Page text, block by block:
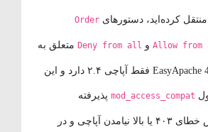
کرده‌اید، دستورهایOrder
AllowوDeny from allمتعلق به
آپاچی ۲.۲ هستند. EasyApache 4 فقط آپاچی ۲.۴ دارد و این
mod_access_compatپذیرفته
نمی‌شوند؛ نتیجه‌اش خطای ۴۰۳ یا بالا نیامدن آپاچی و در